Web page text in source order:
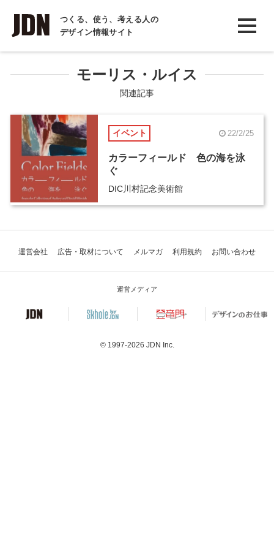
つくる、使う、考える人の
デザイン情報サイト
INTERVIEW
インタビュー
REPORT
COLUMN
コラム
モーリス・ルイス
関連記事
イベント 22/2/25
カラーフィールド 色の海を泳
ぐ
DIC川村記念美術館
運営会社 広告・取材について メルマガ 利用規約 お問い合わせ
運営メディア
© 1997-2026 JDN Inc.